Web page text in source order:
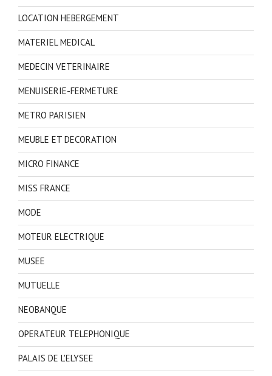
LOCATION HEBERGEMENT
MATERIEL MEDICAL
MEDECIN VETERINAIRE
MENUISERIE-FERMETURE
METRO PARISIEN
MEUBLE ET DECORATION
MICRO FINANCE
MISS FRANCE
MODE
MOTEUR ELECTRIQUE
MUSEE
MUTUELLE
NEOBANQUE
OPERATEUR TELEPHONIQUE
PALAIS DE L'ELYSEE